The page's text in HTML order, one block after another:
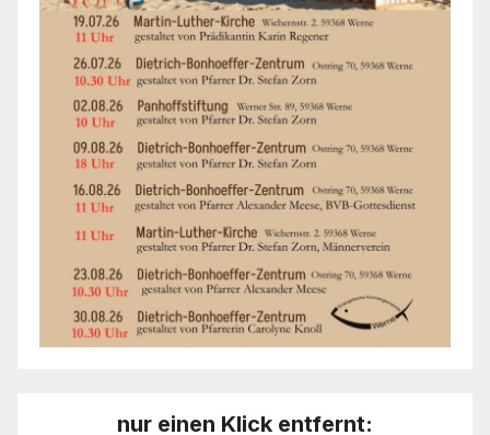
nur einen Klick entfernt: